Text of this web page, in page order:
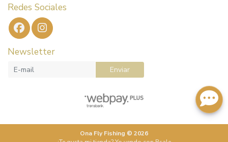
Redes Sociales
Newsletter
Enviar
Ona Fly Fishing © 2026